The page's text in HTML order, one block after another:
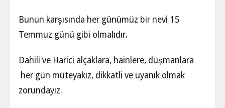
Bunun karşısında her günümüz bir nevi 15
Temmuz günü gibi olmalıdır.
Dahili ve Harici alçaklara, hainlere, düşmanlara
her gün müteyakız, dikkatli ve uyanık olmak
zorundayız.